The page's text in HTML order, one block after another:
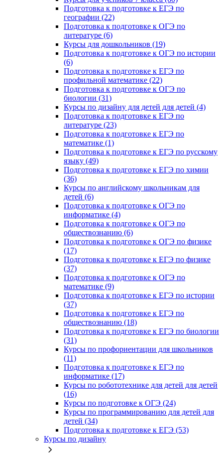
Подготовка к подготовке к ЕГЭ по
географии (22)
Подготовка к подготовке к ОГЭ по
литературе (6)
Курсы для дошкольников (19)
Подготовка к подготовке к ОГЭ по истории
(6)
Подготовка к подготовке к ЕГЭ по
профильной математике (22)
Подготовка к подготовке к ОГЭ по
биологии (31)
Курсы по дизайну для детей для детей (4)
Подготовка к подготовке к ЕГЭ по
литературе (23)
Подготовка к подготовке к ЕГЭ по
математике (1)
Подготовка к подготовке к ЕГЭ по русскому
языку (49)
Подготовка к подготовке к ЕГЭ по химии
(36)
Курсы по английскому школьникам для
детей (6)
Подготовка к подготовке к ОГЭ по
информатике (4)
Подготовка к подготовке к ОГЭ по
обществознанию (6)
Подготовка к подготовке к ОГЭ по физике
(17)
Подготовка к подготовке к ЕГЭ по физике
(37)
Подготовка к подготовке к ОГЭ по
математике (9)
Подготовка к подготовке к ЕГЭ по истории
(37)
Подготовка к подготовке к ЕГЭ по
обществознанию (18)
Подготовка к подготовке к ЕГЭ по биологии
(31)
Курсы по профориентации для школьников
(11)
Подготовка к подготовке к ЕГЭ по
информатике (17)
Курсы по робототехнике для детей для детей
(16)
Курсы по подготовке к ОГЭ (24)
Курсы по программированию для детей для
детей (34)
Подготовка к подготовке к ЕГЭ (53)
Курсы по дизайну